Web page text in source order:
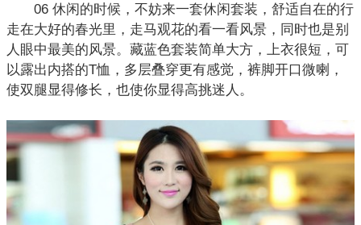
06 休闲的时候，不妨来一套休闲套装，舒适自在的行
走在大好的春光里，走马观花的看一看风景，同时也是别
人眼中最美的风景。藏蓝色套装简单大方，上衣很短，可
以露出内搭的T恤 ，多层叠穿更有感觉，裤脚开口微喇，
使双腿显得修长，也使你显得高挑迷人。